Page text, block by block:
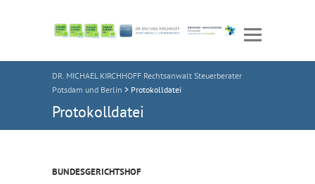
DR. MICHAEL KIRCHHOFF Rechtsanwalt Steuerberater
Potsdam und Berlin > Protokolldatei
Protokolldatei
BUNDESGERICHTSHOF